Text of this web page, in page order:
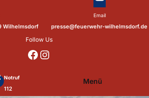
Wilhelmsdorf
Email
presse@feuerwehr-wilhelmsdorf.de
Follow Us
https://www.facebook.com/p/Feuerwehr-Wilhelmsdorf-Mfr-100041655560073/?locale=de_DE https://www.instagram.com/feuerwehr_wilhelmsdorf_mfr/
Notruf
112
Menü